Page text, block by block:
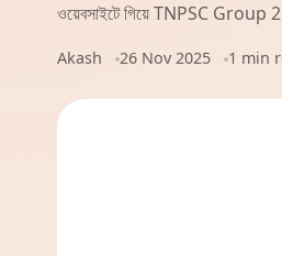
ওয়েবসাইটে গিয়ে TNPSC Group
Akash 26 Nov 2025 1 min